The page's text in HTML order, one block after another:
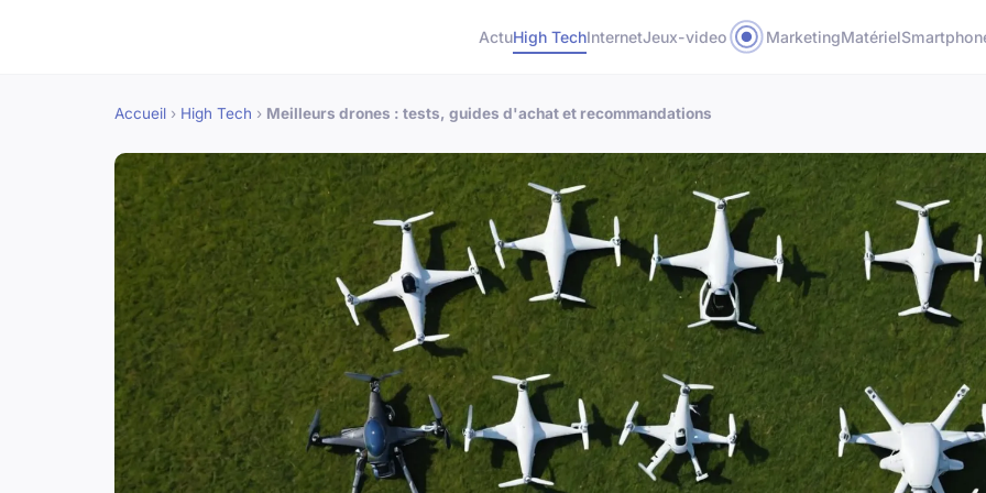
ActuHigh TechInternetJeux-video MarketingMatériel
Accueil › High Tech › Meilleurs drones : tests, guides d'achat et recommandations